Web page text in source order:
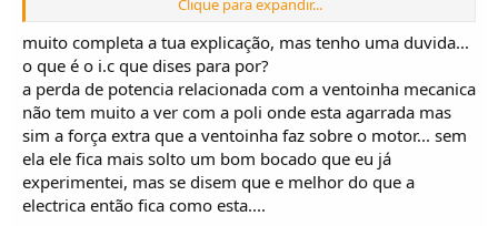
em termos praticos nao me convence...
aumenta a capacidade do radiador, se este for de canais alinhas, passa para
canais desfasados...podes ainda meter um radiador
de uma carrinha de carga, tipo dynas 280, ou wu95..etc...claro sao aplicaoes ..ou
enxertos dependo de como sao feitas...
as dynas 280 teem motor 4100 turbo...radiadores relativamente pequenos, e em
aluminio...o alumino aquece mais depressa mais
tambem arrefece mais depressa, alem de que mantem melhor a temperatura, ao
Clique para expandir...
muito completa a tua explicação, mas tenho uma duvida...
o que é o i.c que dises para por?
a perda de potencia relacionada com a ventoinha mecanica
não tem muito a ver com a poli onde esta agarrada mas
sim a força extra que a ventoinha faz sobre o motor... sem
ela ele fica mais solto um bom bocado que eu já
experimentei, mas se disem que e melhor do que a
electrica então fica como esta....